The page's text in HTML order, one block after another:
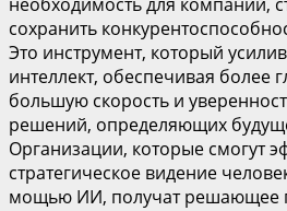
сохранить
Это инструмент, который
интеллект, обеспечивая более
большую скорость и
решений, определяющих
Организации, которые смогут
стратегическое видение
мощью ИИ, получат решающее